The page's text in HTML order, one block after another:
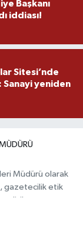
Başkanı
iddiası!
Sitesi’nde
Sanayi yeniden
Müdürü olarak
gazetecilik etik
ve ulusal